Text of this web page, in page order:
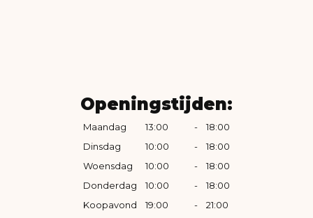
Openingstijden:
Maandag 13:00 -
18:00
Dinsdag
10:00 -
18:00
Woensdag
10:00 -
18:00
Donderdag
10:00 -
18:00
Koopavond
19:00 -
21:00